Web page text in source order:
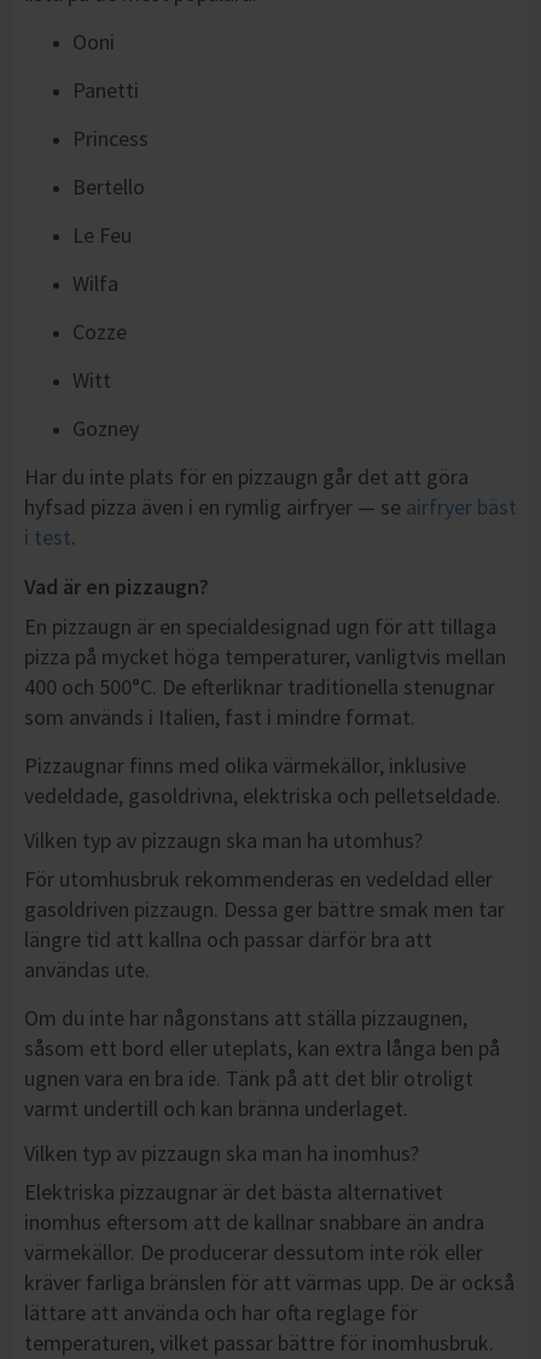
Ooni
Panetti
Princess
Bertello
Le Feu
Wilfa
Cozze
Witt
Gozney
Har du inte plats för en pizzaugn går det att göra
hyfsad pizza även i en rymlig airfryer — se airfryer bäst
i test.
Vad är en pizzaugn?
En pizzaugn är en specialdesignad ugn för att tillaga
pizza på mycket höga temperaturer, vanligtvis mellan
400 och 500°C. De efterliknar traditionella stenugnar
som används i Italien, fast i mindre format.
Pizzaugnar finns med olika värmekällor, inklusive
vedeldade, gasoldrivna, elektriska och pelletseldade.
Vilken typ av pizzaugn ska man ha utomhus?
För utomhusbruk rekommenderas en vedeldad eller
gasoldriven pizzaugn. Dessa ger bättre smak men tar
längre tid att kallna och passar därför bra att
användas ute.
Om du inte har någonstans att ställa pizzaugnen,
såsom ett bord eller uteplats, kan extra långa ben på
ugnen vara en bra ide. Tänk på att det blir otroligt
varmt undertill och kan bränna underlaget.
Vilken typ av pizzaugn ska man ha inomhus?
Elektriska pizzaugnar är det bästa alternativet
inomhus eftersom att de kallnar snabbare än andra
värmekällor. De producerar dessutom inte rök eller
kräver farliga bränslen för att värmas upp. De är också
lättare att använda och har ofta reglage för
temperaturen, vilket passar bättre för inomhusbruk.